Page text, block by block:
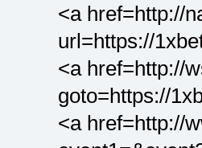
<a href=http://
url=https://
<a href=http://
goto=https://
<a href=http://